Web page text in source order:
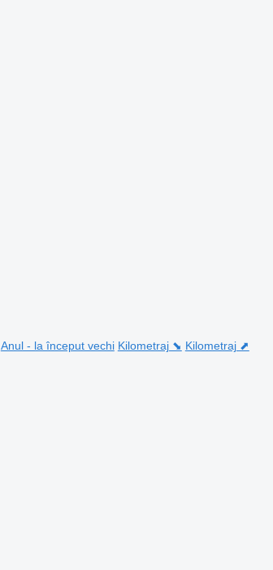
Anul - la început vechi Kilometraj ⬊ Kilometraj ⬈